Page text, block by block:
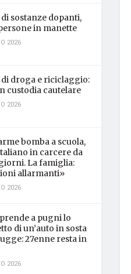
sostanze dopanti,
in manette
2026
droga e riciclaggio:
custodia cautelare
2026
bomba a scuola,
in carcere da
La famiglia:
allarmanti»
2026
a pugni lo
di un’auto in sosta
27enne resta in
2026